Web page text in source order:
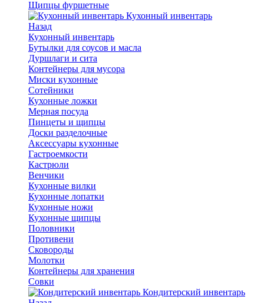
Щипцы фуршетные
Кухонный инвентарь
Назад
Кухонный инвентарь
Бутылки для соусов и масла
Дуршлаги и сита
Контейнеры для мусора
Миски кухонные
Сотейники
Кухонные ложки
Мерная посуда
Пинцеты и щипцы
Доски разделочные
Аксессуары кухонные
Гастроемкости
Кастрюли
Венчики
Кухонные вилки
Кухонные лопатки
Кухонные ножи
Кухонные щипцы
Половники
Противени
Сковороды
Молотки
Контейнеры для хранения
Совки
Кондитерский инвентарь